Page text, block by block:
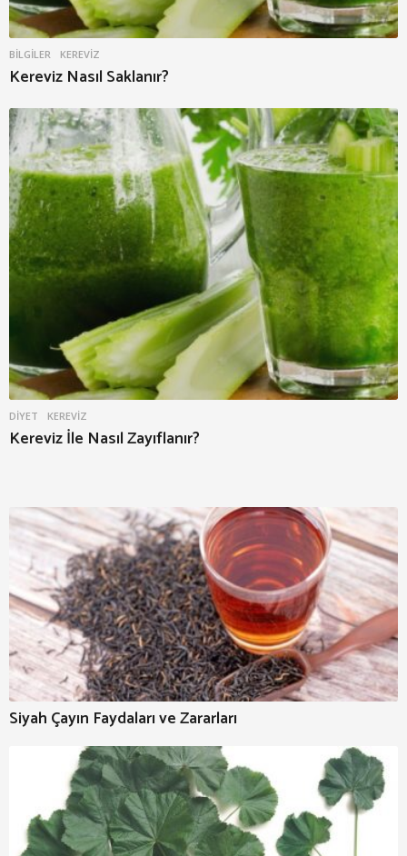
BILGILER KEREVIZ
Kereviz Nasıl Saklanır?
DIYET KEREVIZ
Kereviz İle Nasıl Zayıflanır?
Siyah Çayın Faydaları ve Zararları